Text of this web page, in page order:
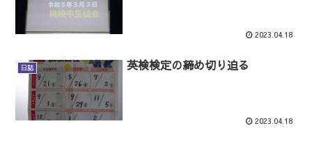
2023.04.18
日誌 英検検定の締め切り迫る
2023.04.18